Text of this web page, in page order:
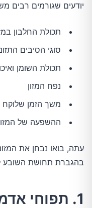
יודעים שגורמים רבים
תכולת החלבון
סוגי הסיבים
תכולת השומן
נפח המזון
משך הזמן שלוקח
ההשפעה של
עתה, בואו נבחן את
בהגברת תחושת השובע
1. תפוחי אדמה בקליפתם